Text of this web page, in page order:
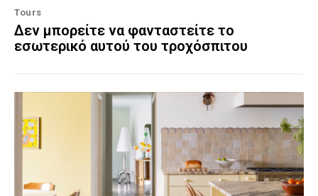
Tours
Δεν μπορείτε να φανταστείτε το
εσωτερικό αυτού του τροχόσπιτου